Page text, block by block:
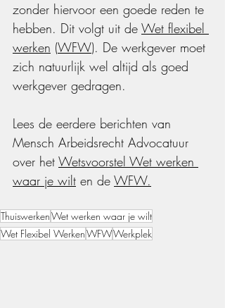
zonder hiervoor een goede reden te
hebben. Dit volgt uit de Wet flexibel
werken (WFW). De werkgever moet
zich natuurlijk wel altijd als goed
werkgever gedragen.
Lees de eerdere berichten van
Mensch Arbeidsrecht Advocatuur
over het Wetsvoorstel Wet werken
waar je wilt en de WFW.
ThuiswerkenWet werken waar je wilt
Wet Flexibel WerkenWFWWerkplek